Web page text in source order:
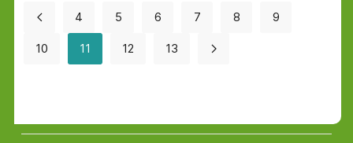
4 5 6 7 8 9
10 11 12 13